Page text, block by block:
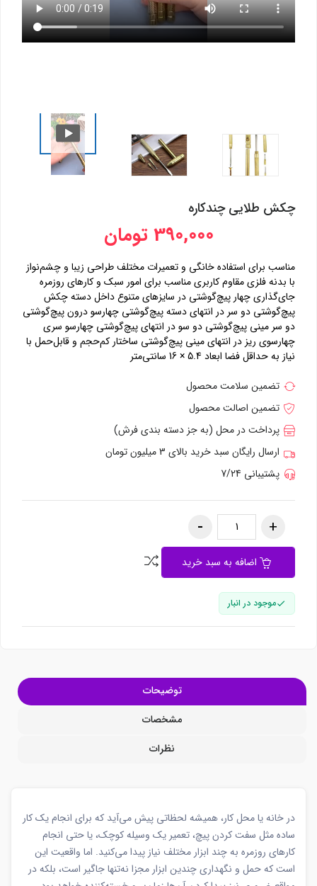
چکش طلایی چندکاره
390,000 تومان
مناسب برای استفاده خانگی و تعمیرات مختلف طراحی زیبا و چشم‌نواز
با بدنه فلزی مقاوم کاربری مناسب برای امور سبک و کارهای روزمره
جای‌گذاری چهار پیچ‌گوشتی در سایزهای متنوع داخل دسته چکش
پیچ‌گوشتی دو سر در انتهای دسته پیچ‌گوشتی چهارسو درون پیچ‌گوشتی
دو سر مینی پیچ‌گوشتی دو سو در انتهای پیچ‌گوشتی چهارسو سری
چهارسوی ریز در انتهای مینی پیچ‌گوشتی ساختار کم‌حجم و قابل‌حمل با
نیاز به حداقل فضا ابعاد 5.4 × 16 سانتی‌متر
تضمین سلامت محصول
تضمین اصالت محصول
پرداخت در محل (به جز دسته بندی فرش)
ارسال رایگان سبد خرید بالای 3 میلیون تومان
پشتیبانی 7/24
اضافه به سبد خرید
موجود در انبار
توضیحات
مشخصات
نظرات
در خانه یا محل کار، همیشه لحظاتی پیش می‌آید که برای انجام یک کار
ساده مثل سفت کردن پیچ، تعمیر یک وسیله کوچک، یا حتی انجام
کارهای روزمره به چند ابزار مختلف نیاز پیدا می‌کنید. اما واقعیت این
است که حمل و نگهداری چندین ابزار مجزا نه‌تنها جاگیر است، بلکه در